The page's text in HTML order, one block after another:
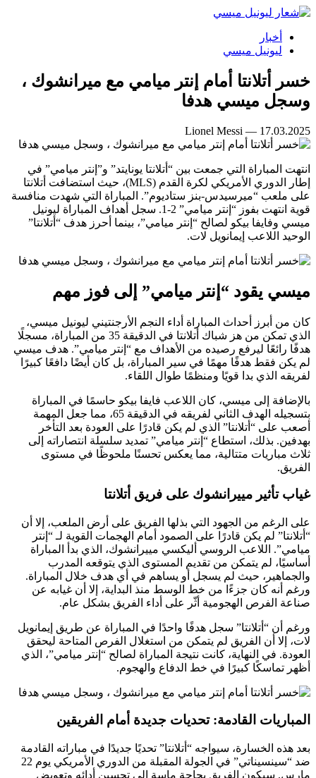
أخبار
ليونيل ميسي
خسر أتلانتا أمام إنتر ميامي مع ميرانشوك ،
وسجل ميسي هدفا
Lionel Messi — 17.03.2025
انتهت المباراة التي جمعت بين “أتلانتا يونايتد” و”إنتر ميامي” في
إطار الدوري الأمريكي لكرة القدم (MLS)، حيث استضافت أتلانتا
على ملعب “ميرسيدس-بنز ستاديوم”. المباراة التي شهدت منافسة
قوية انتهت بفوز “إنتر ميامي” 2-1. سجل أهداف المباراة ليونيل
ميسي وفايفا بيكو لصالح “إنتر ميامي”، بينما أحرز هدف “أتلانتا”
الوحيد اللاعب إيمانويل لات.
ميسي يقود “إنتر ميامي” إلى فوز مهم
كان من أبرز أحداث المباراة أداء النجم الأرجنتيني ليونيل ميسي،
الذي تمكن من هز شباك أتلانتا في الدقيقة 35 من المباراة، مسجلًا
هدفًا رائعًا ليرفع رصيده من الأهداف مع “إنتر ميامي”. هدف ميسي
لم يكن فقط هدفًا مهمًا في سير المباراة، بل كان أيضًا دافعًا كبيرًا
لفريقه الذي بدا قويًا ومنظمًا طوال اللقاء.
بالإضافة إلى ميسي، كان اللاعب فايفا بيكو حاسمًا في المباراة
بتسجيله الهدف الثاني لفريقه في الدقيقة 65، مما جعل المهمة
أصعب على “أتلانتا” الذي لم يكن قادرًا على العودة بعد التأخر
بهدفين. بذلك، استطاع “إنتر ميامي” تمديد سلسلة انتصاراته إلى
ثلاث مباريات متتالية، مما يعكس تحسنًا ملحوظًا في مستوى
الفريق.
غياب تأثير مييرانشوك على فريق أتلانتا
على الرغم من الجهود التي بذلها الفريق على أرض الملعب، إلا أن
“أتلانتا” لم يكن قادرًا على الصمود أمام الهجمات القوية لـ “إنتر
ميامي”. اللاعب الروسي أليكسي مييرانشوك، الذي بدأ المباراة
أساسيًا، لم يتمكن من تقديم المستوى الذي يتوقعه المدرب
والجماهير، حيث لم يسجل أو يساهم في أي هدف خلال المباراة.
ورغم أنه كان جزءًا من خط الوسط منذ البداية، إلا أن غيابه عن
صناعة الفرص الهجومية أثّر على أداء الفريق بشكل عام.
ورغم أن “أتلانتا” سجل هدفًا واحدًا في المباراة عن طريق إيمانويل
لات، إلا أن الفريق لم يتمكن من استغلال الفرص المتاحة ليحقق
العودة. في النهاية، كانت نتيجة المباراة لصالح “إنتر ميامي”، الذي
أظهر تماسكًا كبيرًا في خط الدفاع والهجوم.
المباريات القادمة: تحديات جديدة أمام الفريقين
بعد هذه الخسارة، سيواجه “أتلانتا” تحديًا جديدًا في مباراته القادمة
ضد “سينسيناتي” في الجولة المقبلة من الدوري الأمريكي يوم 22
مارس. سيكون الفريق بحاجة ماسة إلى تحسين أدائه وتعويض